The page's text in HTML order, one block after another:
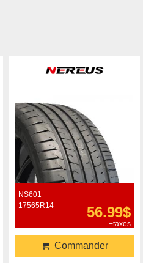
NS601
17565R14
56.99$
+taxes
Commander